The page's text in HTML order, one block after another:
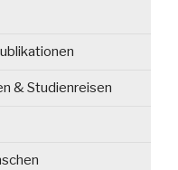
& Studienreisen